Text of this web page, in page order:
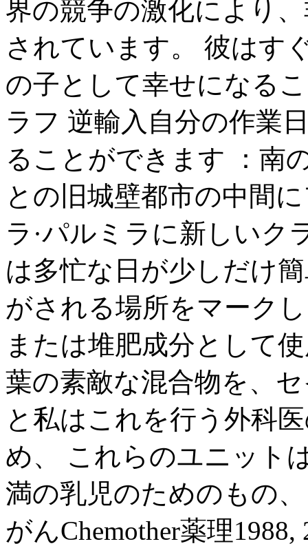
界の競争の激化により
されています。 彼はす
の子として幸せになる
ラフ 逆輸入自分の作業
ることができます ：南
との旧城壁都市の中間
ラ·パルミラに新しいク
は多忙な日が少しだけ
がされる場所をマーク
または堆肥成分として
葉の素敵な混合物を、
と私はこれを行う外科
め、 これらのユニット
満の乳児のためのもの
がんChemother薬理